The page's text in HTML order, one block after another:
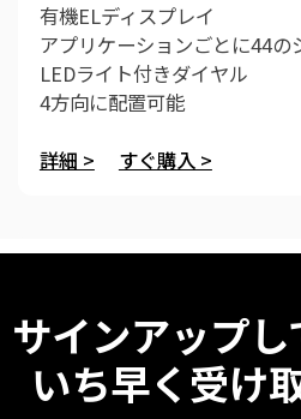
有機ELディスプレイ
アプリケーションごとに44の
LEDライト付きダイヤル
4方向に配置可能
詳細 > すぐ購入 >
サインアップ
いち早く受け